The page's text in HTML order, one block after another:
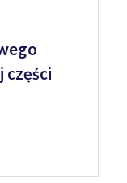
części